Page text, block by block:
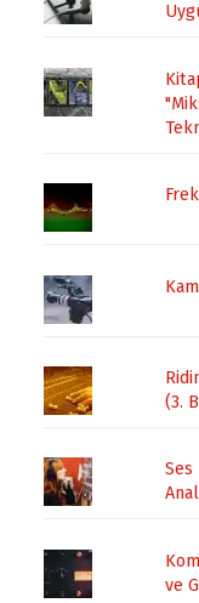
(3.
Ses
ve